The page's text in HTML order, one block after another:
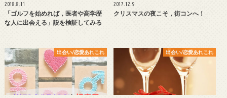
2018.8.11
「ゴルフを始めれば，医者や高学歴
な人に出会える」説を検証してみる
2017.12.9
クリスマスの夜こそ，街コンへ！
出会い/恋愛あれこれ 出会い/恋愛あれこれ